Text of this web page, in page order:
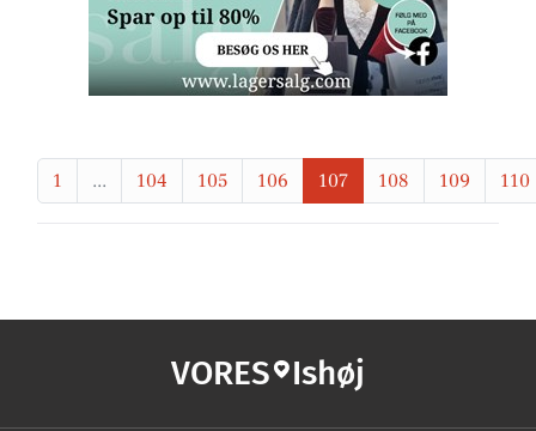
1 ... 104 105 106 107 108 109 110
VORES Ishøj